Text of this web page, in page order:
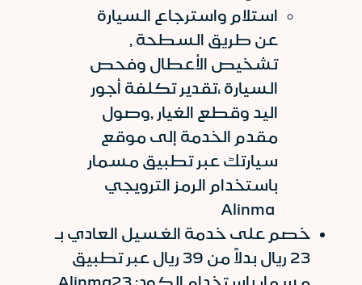
استلام واسترجاع السيارة
عن طريق السطحة ,
تشخيص الأعطال وفحص
السيارة ،تقدير تكلفة أجور
اليد وقطع الغيار ,وصول
مقدم الخدمة إلى موقع
سيارتك عبر تطبيق مسمار
باستخدام الرمز الترويجي
خصم على خدمة الغسيل العادي بـ
23 ريال بدلاً من 39 ريال عبر تطبيق
مسمار باستخدام الكود: Alinma23